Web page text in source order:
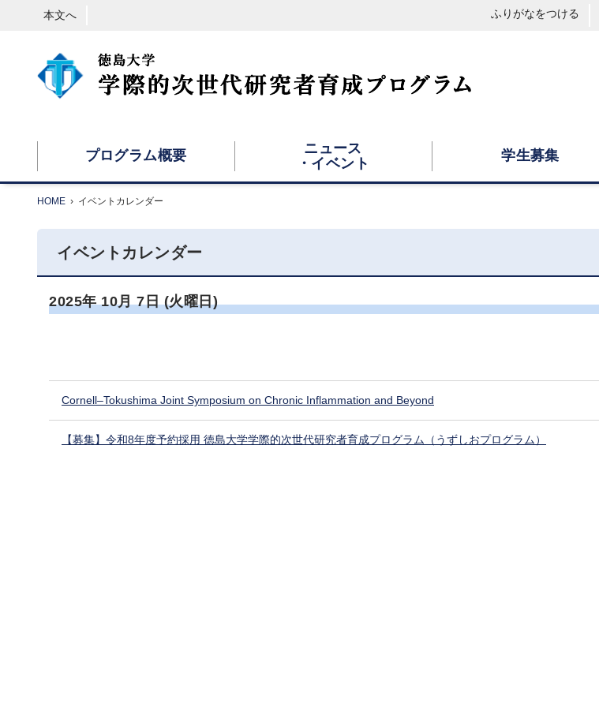
本文へ ふりがなをつける
プログラム概要
ニュース
・イベント
学生募集
HOME › イベントカレンダー
イベントカレンダー
2025年 10月 7日 (火曜日)
Cornell–Tokushima Joint Symposium on Chronic Inflammation and Beyond
【募集】令和8年度予約採用 徳島大学学際的次世代研究者育成プログラム（うずしおプログラム）